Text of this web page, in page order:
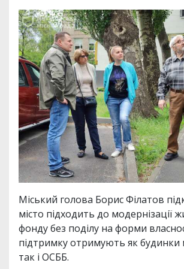
Міський голова Борис Філатов
місто підходить до модернізації
фонду без поділу на форми
підтримку отримують як будинки
так і ОСББ.